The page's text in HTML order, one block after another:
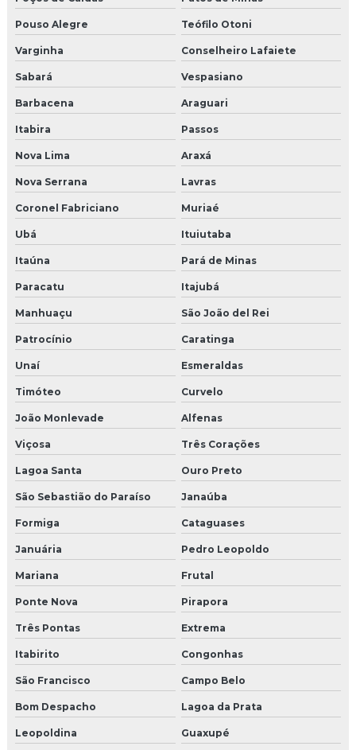
Pouso Alegre Teófilo Otoni
Varginha Conselheiro Lafaiete
Sabará Vespasiano
Barbacena Araguari
Itabira Passos
Nova Lima Araxá
Nova Serrana Lavras
Coronel Fabriciano Muriaé
Ubá Ituiutaba
Itaúna Pará de Minas
Paracatu Itajubá
Manhuaçu São João del Rei
Patrocínio Caratinga
Unaí Esmeraldas
Timóteo Curvelo
João Monlevade Alfenas
Viçosa Três Corações
Lagoa Santa Ouro Preto
São Sebastião do Paraíso Janaúba
Formiga Cataguases
Januária Pedro Leopoldo
Mariana Frutal
Ponte Nova Pirapora
Três Pontas Extrema
Itabirito Congonhas
São Francisco Campo Belo
Bom Despacho Lagoa da Prata
Leopoldina Guaxupé